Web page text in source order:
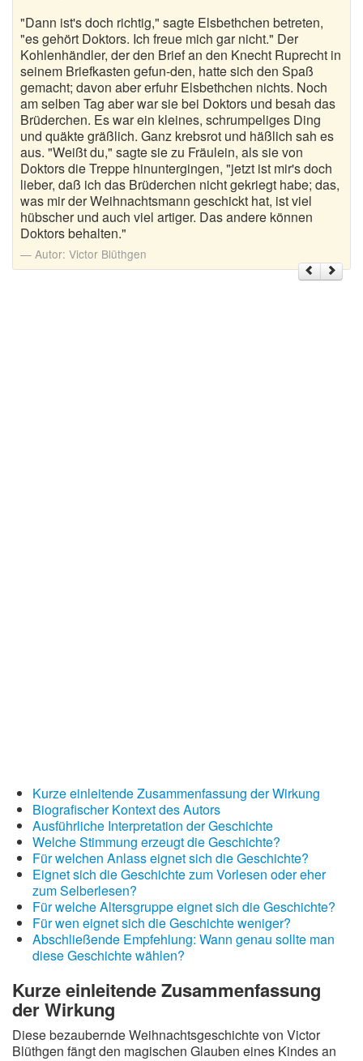
"Dann ist's doch richtig," sagte Elsbethchen betreten,
"es gehört Doktors. Ich freue mich gar nicht." Der
Kohlenhändler, der den Brief an den Knecht Ruprecht in
seinem Briefkasten gefun-den, hatte sich den Spaß
gemacht; davon aber erfuhr Elsbethchen nichts. Noch
am selben Tag aber war sie bei Doktors und besah das
Brüderchen. Es war ein kleines, schrumpeliges Ding
und quäkte gräßlich. Ganz krebsrot und häßlich sah es
aus. "Weißt du," sagte sie zu Fräulein, als sie von
Doktors die Treppe hinuntergingen, "jetzt ist mir's doch
lieber, daß ich das Brüderchen nicht gekriegt habe; das,
was mir der Weihnachtsmann geschickt hat, ist viel
hübscher und auch viel artiger. Das andere können
Doktors behalten."
Autor: Victor Blüthgen
Kurze einleitende Zusammenfassung der Wirkung
Biografischer Kontext des Autors
Ausführliche Interpretation der Geschichte
Welche Stimmung erzeugt die Geschichte?
Für welchen Anlass eignet sich die Geschichte?
Eignet sich die Geschichte zum Vorlesen oder eher
zum Selberlesen?
Für welche Altersgruppe eignet sich die Geschichte?
Für wen eignet sich die Geschichte weniger?
Abschließende Empfehlung: Wann genau sollte man
diese Geschichte wählen?
Kurze einleitende Zusammenfassung
der Wirkung
Diese bezaubernde Weihnachtsgeschichte von Victor
Blüthgen fängt den magischen Glauben eines Kindes an